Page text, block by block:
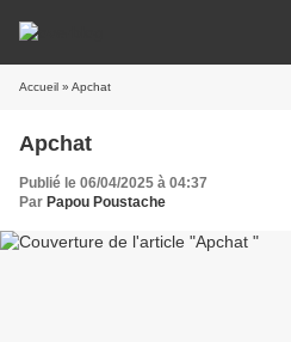
Accueil » Apchat
Apchat
Publié le 06/04/2025 à 04:37
Par Papou Poustache